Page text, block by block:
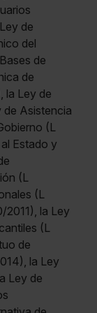
de
del
de
de
la Ley de
de Asistencia
(L
Estado y
(L
(L
2011), la Ley
(L
de
la Ley
Ley de